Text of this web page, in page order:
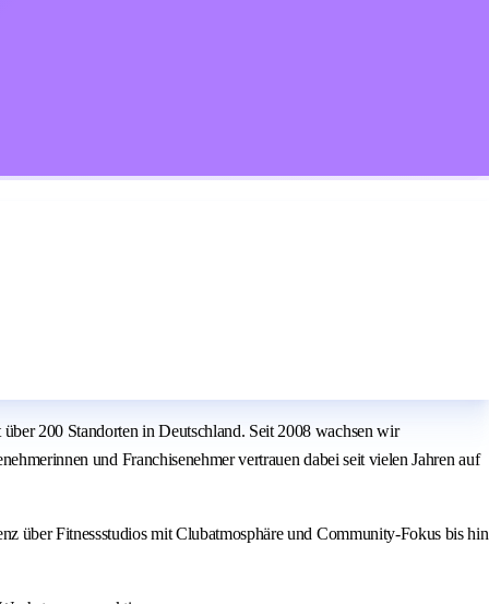
200 Standorten in Deutschland. Seit 2008 wachsen wir
und Franchisenehmer vertrauen dabei seit vielen Jahren auf
über Fitnessstudios mit Clubatmosphäre und Community-Fokus bis hin